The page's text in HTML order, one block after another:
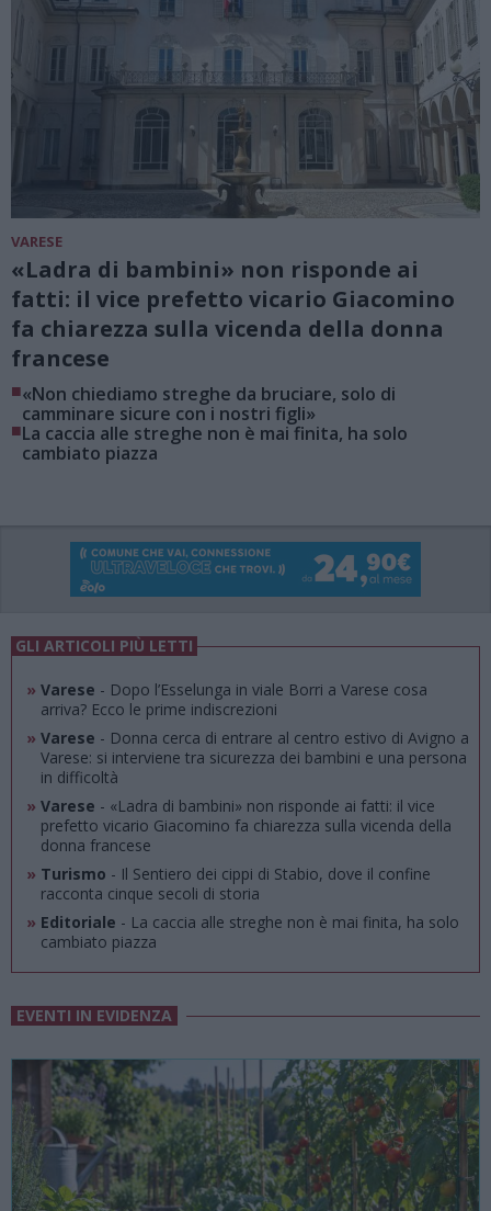
VARESE
«Ladra di bambini» non risponde ai
fatti: il vice prefetto vicario Giacomino
fa chiarezza sulla vicenda della donna
francese
■«Non chiediamo streghe da bruciare, solo di
camminare sicure con i nostri figli»
■La caccia alle streghe non è mai finita, ha solo
cambiato piazza
GLI ARTICOLI PIÙ LETTI
» Varese - Dopo l’Esselunga in viale Borri a Varese cosa
arriva? Ecco le prime indiscrezioni
» Varese - Donna cerca di entrare al centro estivo di Avigno a
Varese: si interviene tra sicurezza dei bambini e una persona
in difficoltà
» Varese - «Ladra di bambini» non risponde ai fatti: il vice
prefetto vicario Giacomino fa chiarezza sulla vicenda della
donna francese
» Turismo - Il Sentiero dei cippi di Stabio, dove il confine
racconta cinque secoli di storia
» Editoriale - La caccia alle streghe non è mai finita, ha solo
cambiato piazza
EVENTI IN EVIDENZA